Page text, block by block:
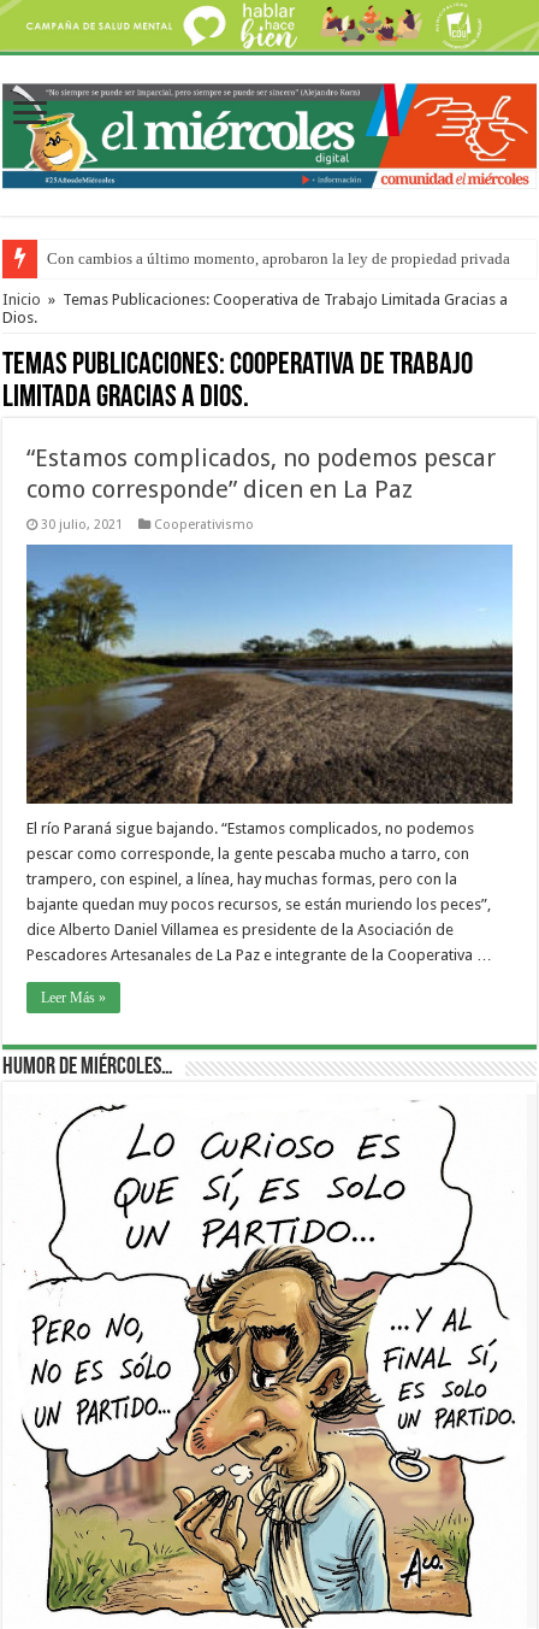
Con cambios a último momento, aprobaron la ley de propiedad privada
Adopción en Entre Ríos: el 35% de los 90 niños, niñas y adolescentes que
Inicio » Temas Publicaciones: Cooperativa de Trabajo Limitada Gracias a
Dios.
Temas Publicaciones:Cooperativa de Trabajo
Limitada Gracias a Dios.
“Estamos complicados, no podemos pescar
como corresponde” dicen en La Paz
30 julio, 2021 Cooperativismo
El río Paraná sigue bajando. “Estamos complicados, no podemos
pescar como corresponde, la gente pescaba mucho a tarro, con
trampero, con espinel, a línea, hay muchas formas, pero con la
bajante quedan muy pocos recursos, se están muriendo los peces”,
dice Alberto Daniel Villamea es presidente de la Asociación de
Pescadores Artesanales de La Paz e integrante de la Cooperativa …
Leer Más »
Humor de Miércoles…